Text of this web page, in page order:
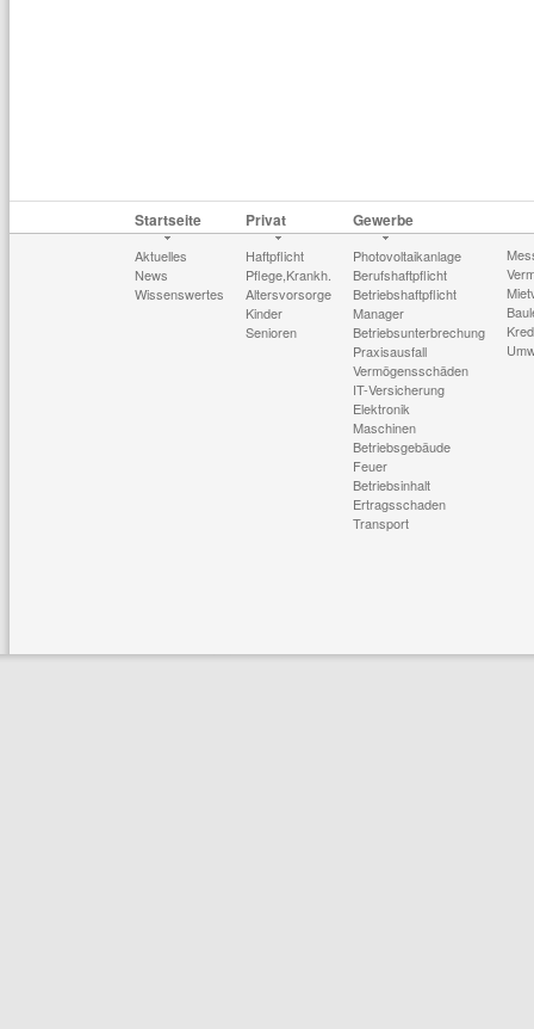
Startseite
Aktuelles
News
Wissenswertes
Privat
Haftpflicht
Pflege,Krankh.
Altersvorsorge
Kinder
Senioren
Gewerbe
Photovoltaikanlage
Berufshaftpflicht
Betriebshaftpflicht
Manager
Betriebsunterbrechung
Praxisausfall
Vermögensschäden
IT-Versicherung
Elektronik
Maschinen
Betriebsgebäude
Feuer
Betriebsinhalt
Ertragsschaden
Transport